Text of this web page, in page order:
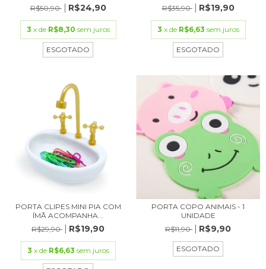
R$50,90
R$24,90
3 x de R$8,30 sem juros
ESGOTADO
R$35,90
R$19,90
3 x de R$6,63 sem juros
ESGOTADO
PORTA CLIPES MINI PIA COM
ÍMÃ ACOMPANHA...
R$29,90
R$19,90
3 x de R$6,63 sem juros
PORTA COPO ANIMAIS - 1
UNIDADE
R$11,90
R$9,90
ESGOTADO